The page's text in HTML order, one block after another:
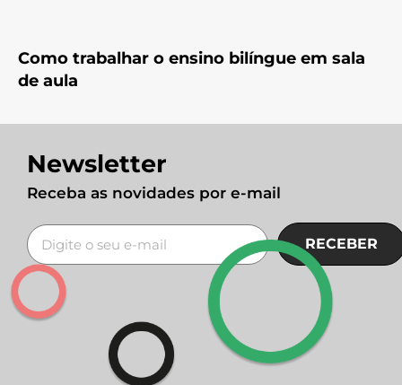
Como trabalhar o ensino bilíngue em sala
de aula
Newsletter
Receba as novidades por e-mail
RECEBER